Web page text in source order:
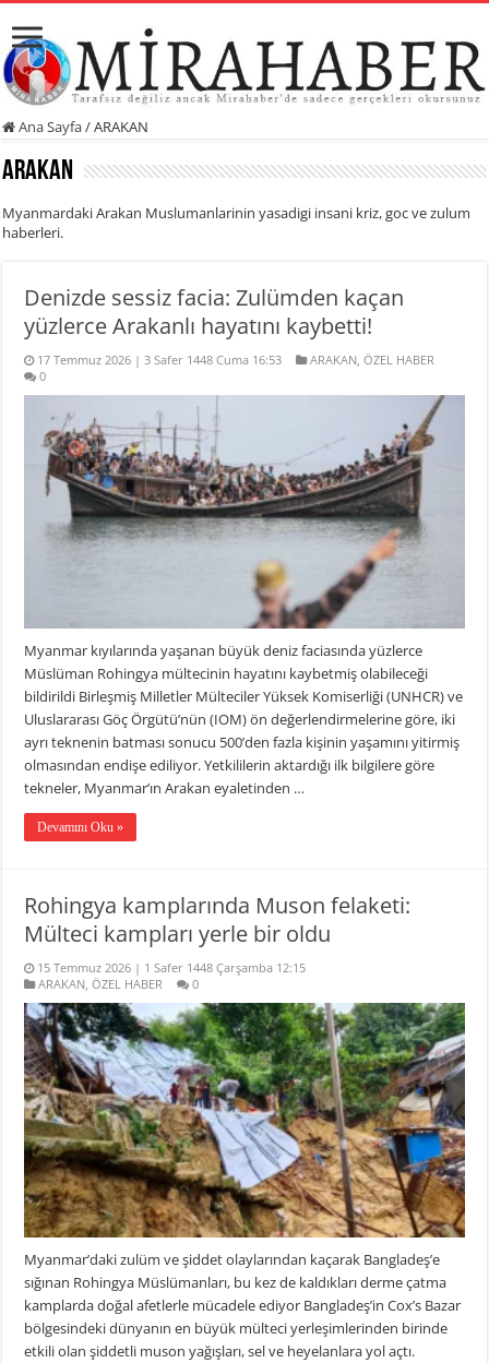
Ana Sayfa/ARAKAN
ARAKAN
Myanmardaki Arakan Muslumanlarinin yasadigi insani kriz, goc ve zulum
haberleri.
Denizde sessiz facia: Zulümden kaçan
yüzlerce Arakanlı hayatını kaybetti!
17 Temmuz 2026 | 3 Safer 1448 Cuma 16:53 ARAKAN ,ÖZEL HABER
0
Myanmar kıyılarında yaşanan büyük deniz faciasında yüzlerce
Müslüman Rohingya mültecinin hayatını kaybetmiş olabileceği
bildirildi Birleşmiş Milletler Mülteciler Yüksek Komiserliği (UNHCR) ve
Uluslararası Göç Örgütü’nün (IOM) ön değerlendirmelerine göre, iki
ayrı teknenin batması sonucu 500’den fazla kişinin yaşamını yitirmiş
olmasından endişe ediliyor. Yetkililerin aktardığı ilk bilgilere göre
tekneler, Myanmar’ın Arakan eyaletinden …
Devamını Oku »
Rohingya kamplarında Muson felaketi:
Mülteci kampları yerle bir oldu
15 Temmuz 2026 | 1 Safer 1448 Çarşamba 12:15
ARAKAN,ÖZEL HABER 0
Myanmar’daki zulüm ve şiddet olaylarından kaçarak Bangladeş’e
sığınan Rohingya Müslümanları, bu kez de kaldıkları derme çatma
kamplarda doğal afetlerle mücadele ediyor Bangladeş’in Cox’s Bazar
bölgesindeki dünyanın en büyük mülteci yerleşimlerinden birinde
etkili olan şiddetli muson yağışları, sel ve heyelanlara yol açtı.